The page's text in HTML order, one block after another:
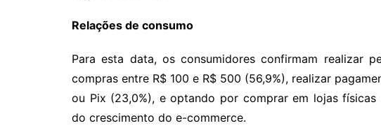
Relações de consumo
Para esta data, os consumidores confirmam realizar
compras entre R$ 100 e R$ 500 (56,9%), realizar
ou Pix (23,0%), e optando por comprar em lojas
do crescimento do e-commerce.